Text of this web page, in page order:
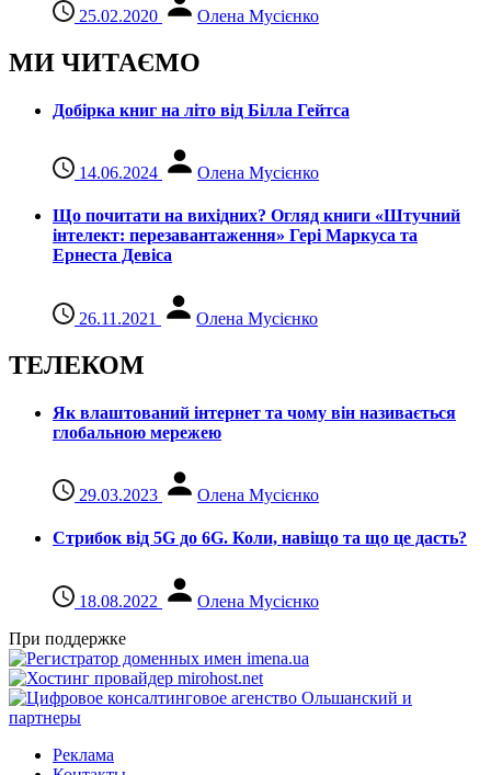
25.02.2020 Олена Мусієнко
МИ ЧИТАЄМО
Добірка книг на літо від Білла Гейтса
14.06.2024 Олена Мусієнко
Що почитати на вихідних? Огляд книги «Штучний
інтелект: перезавантаження» Гері Маркуса та
Ернеста Девіса
26.11.2021 Олена Мусієнко
ТЕЛЕКОМ
Як влаштований інтернет та чому він називається
глобальною мережею
29.03.2023 Олена Мусієнко
Стрибок від 5G до 6G. Коли, навіщо та що це даcть?
18.08.2022
Олена Мусієнко
При поддержке
Реклама